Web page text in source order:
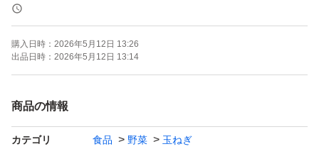
◎商品:淡路島玉ねぎ
◎品種:アンサー 中生
◎梱包:100サイズ箱（玉ねぎ専用ダンボール）
◎品質:訳あり 塔たち、変形、傷、皮のめくれ
購入日時： 2026年5月12日 13:26
出品日時： 2026年5月12日 13:14
商品の情報
カテゴリ 食品 野菜 玉ねぎ